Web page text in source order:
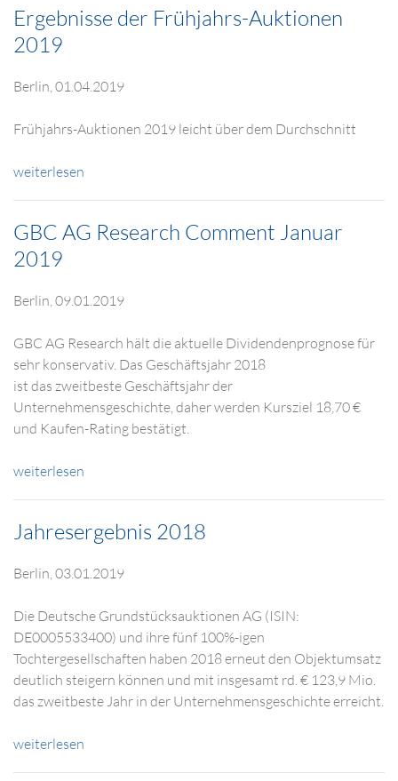
Ergebnisse der Frühjahrs-Auktionen
2019
Berlin, 01.04.2019
Frühjahrs-Auktionen 2019 leicht über dem Durchschnitt
weiterlesen
GBC AG Research Comment Januar
2019
Berlin, 09.01.2019
GBC AG Research hält die aktuelle Dividendenprognose für
sehr konservativ. Das Geschäftsjahr 2018
ist das zweitbeste Geschäftsjahr der
Unternehmensgeschichte, daher werden Kursziel 18,70 €
und Kaufen-Rating bestätigt.
weiterlesen
Jahresergebnis 2018
Berlin, 03.01.2019
Die Deutsche Grundstücksauktionen AG (ISIN:
DE0005533400) und ihre fünf 100%-igen
Tochtergesellschaften haben 2018 erneut den Objektumsatz
deutlich steigern können und mit insgesamt rd. € 123,9 Mio.
das zweitbeste Jahr in der Unternehmensgeschichte erreicht.
weiterlesen